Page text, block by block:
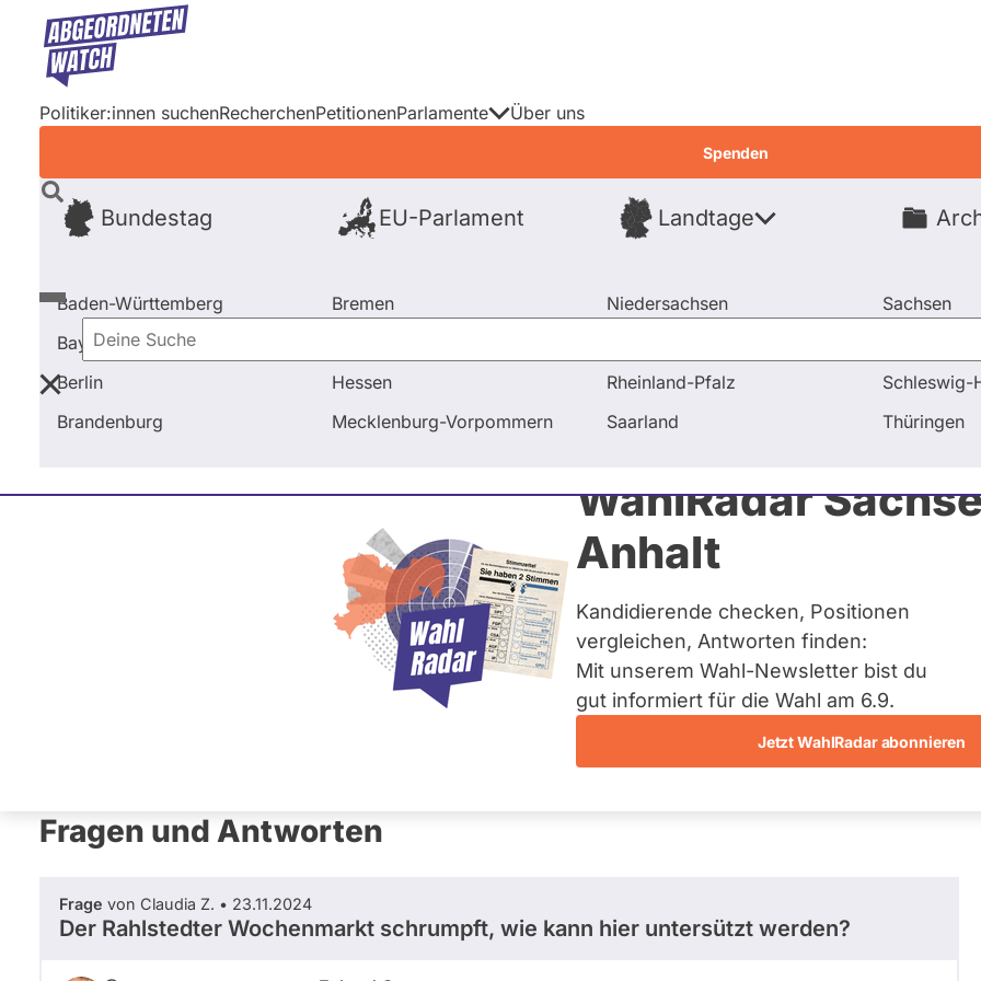
Direkt
Inhalt
Politiker:innen suchenRecherchenPetitionenParlamente
Bundestag EU-Parlament Landtage
Baden-Württemberg
Bayern
Berlin
Brandenburg
Bremen
Hessen
Mecklenburg-Vorpommern
Niedersachsen
Rheinland-Pfalz
Saarland
Sachsen
Schleswig-
Thüringen
Über uns
Spenden
Deine
Suche
WahlRadar
Anhalt
Kandidierende checken, Positionen
vergleichen, Antworten finden:
Mit unserem Wahl-Newsletter bist du
gut informiert für die Wahl am 6.9.
Jetzt WahlRadar abonnieren
Startseite Frage stellen Eckard Graage
Eckard Graage
Dieser Politiker hat kein aktuelles und kein zukünftiges
Mandat und keine Direktandidatur auf Landes-, Bundes-
oder EU-Ebene. Mögliche Kandidaturen über eine
Wahlliste werden bei uns nicht erfasst.
Fragen und Antworten
Frage von Claudia Z. • 23.11.2024
Der Rahlstedter Wochenmarkt schrumpft, wie kann hier untersützt werden?